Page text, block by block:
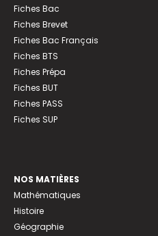
Fiches Bac
Fiches Brevet
Fiches Bac Français
Fiches BTS
Fiches Prépa
Fiches BUT
Fiches PASS
Fiches SUP
NOS MATIÈRES
Mathématiques
Histoire
Géographie